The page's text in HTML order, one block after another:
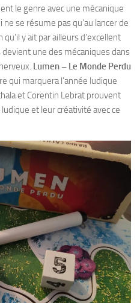
le genre avec une mécanique
se résume pas qu’au lancer de
y ait par ailleurs d’excellent
devient une des mécaniques dans
Lumen – Le Monde Perdu
qui marquera l’année ludique
et Corentin Lebrat prouvent
et leur créativité avec ce